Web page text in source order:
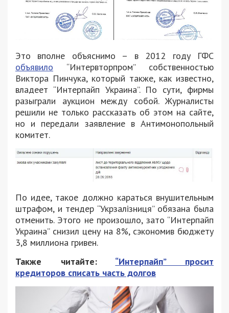
Это вполне объяснимо – в 2012 году ГФС
объявило “Интервторпром” собственностью
Виктора Пинчука, который также, как известно,
владеет “Интерпайп Украина”. По сути, фирмы
разыграли аукцион между собой. Журналисты
решили не только рассказать об этом на сайте,
но и передали заявление в Антимонопольный
комитет.
По идее, такое должно караться внушительным
штрафом, и тендер “Укрзалізниця” обязана была
отменить. Этого не произошло, зато “Интерпайп
Украина” снизил цену на 8%, сэкономив бюджету
3,8 миллиона гривен.
Также читайте: “Интерпайп” просит
кредиторов списать часть долгов